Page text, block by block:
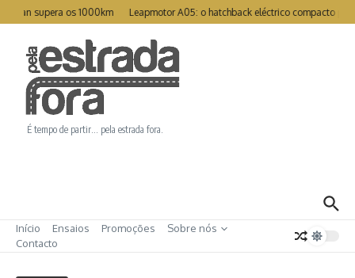
Ir para o conteúdo
Han supera os 1000km Leapmotor A05: o hatchback eléctrico compacto
É tempo de partir… pela estrada fora.
Início Ensaios Promoções
Sobre nós
Contacto